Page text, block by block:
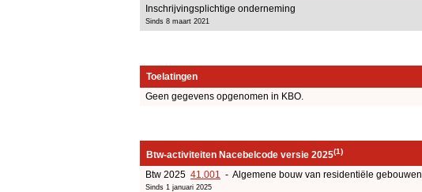
Inschrijvingsplichtige onderneming
Sinds 8 maart 2021
Toelatingen
Geen gegevens opgenomen in KBO.
Btw-activiteiten Nacebelcode versie 2025(1)
Btw 2025 41.001 - Algemene bouw van residentiële gebouwen
Sinds 1 januari 2025